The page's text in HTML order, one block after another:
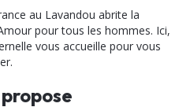
au Lavandou abrite la
pour tous les hommes. Ici,
vous accueille pour vous